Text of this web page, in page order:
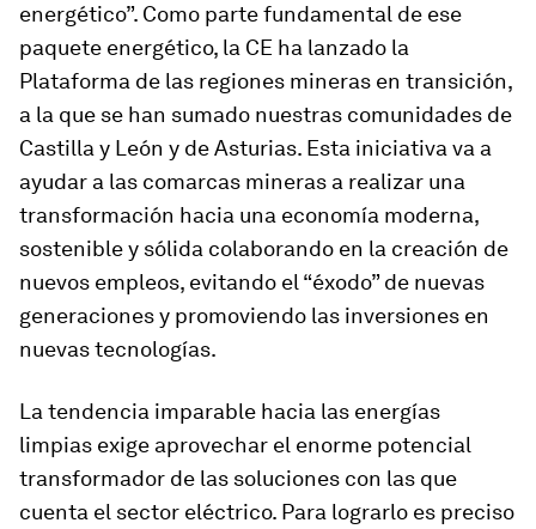
energético”. Como parte fundamental de ese
paquete energético, la CE ha lanzado la
Plataforma de las regiones mineras en transición,
a la que se han sumado nuestras comunidades de
Castilla y León y de Asturias. Esta iniciativa va a
ayudar a las comarcas mineras a realizar una
transformación hacia una economía moderna,
sostenible y sólida colaborando en la creación de
nuevos empleos, evitando el “éxodo” de nuevas
generaciones y promoviendo las inversiones en
nuevas tecnologías.
La tendencia imparable hacia las energías
limpias exige aprovechar el enorme potencial
transformador de las soluciones con las que
cuenta el sector eléctrico. Para lograrlo es preciso